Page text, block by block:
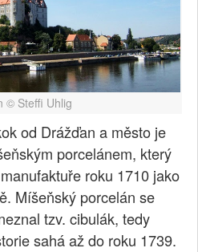
© Steffi Uhlig
od Drážďan a město je
porcelánem, který
roku 1710 jako
Míšeňský porcelán se
tzv. cibulák, tedy
sahá až do roku 1739.